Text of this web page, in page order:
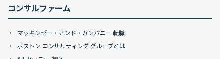
コンサルファーム
マッキンゼー・アンド・カンパニー 転職
ボストン コンサルティング グループとは